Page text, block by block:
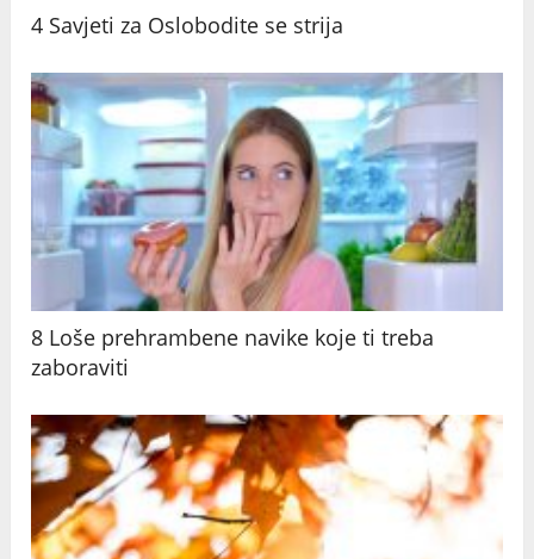
4 Savjeti za Oslobodite se strija
8 Loše prehrambene navike koje ti treba
zaboraviti